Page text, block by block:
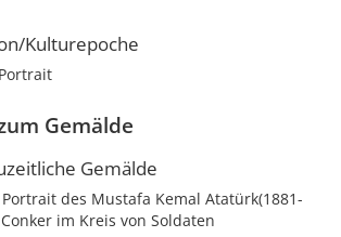
Kulturepoche
Gemälde
Gemälde
des Mustafa Kemal Atatürk(1881-
im Kreis von Soldaten